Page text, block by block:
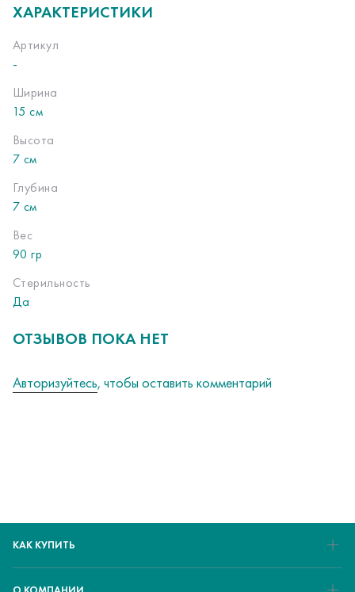
ХАРАКТЕРИСТИКИ
Артикул
-
Ширина
15 см
Высота
7 см
Глубина
7 см
Вес
90 гр
Стерильность
Да
ОТЗЫВОВ ПОКА НЕТ
Авторизуйтесь, чтобы оставить комментарий
КАК КУПИТЬ